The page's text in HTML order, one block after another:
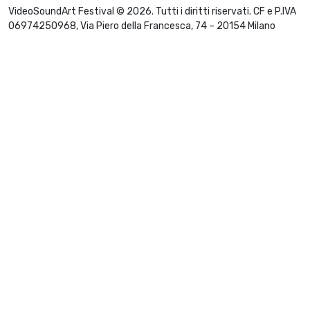
VideoSoundArt Festival © 2026. Tutti i diritti riservati. CF e P.IVA
06974250968, Via Piero della Francesca, 74 – 20154 Milano